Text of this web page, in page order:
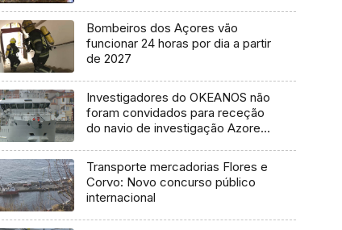
Bombeiros dos Açores vão
funcionar 24 horas por dia a partir
de 2027
Investigadores do OKEANOS não
foram convidados para receção
do navio de investigação Azores
Transporte mercadorias Flores e
Corvo: Novo concurso público
internacional